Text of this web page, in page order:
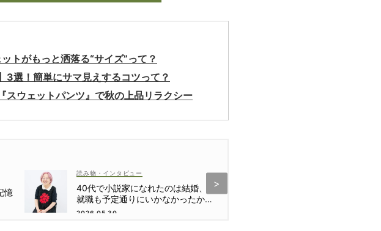
トがもっと洒落る“サイズ”って？
3選！簡単にサマ見えするコツって？
スウェットパンツ』で秋の上品リラクシー
憶
読み物・インタビュー
40代で小説家になれたのは結婚、
就職も予定通りにいかなかったから
【朝倉かすみさん】
2026.05.30